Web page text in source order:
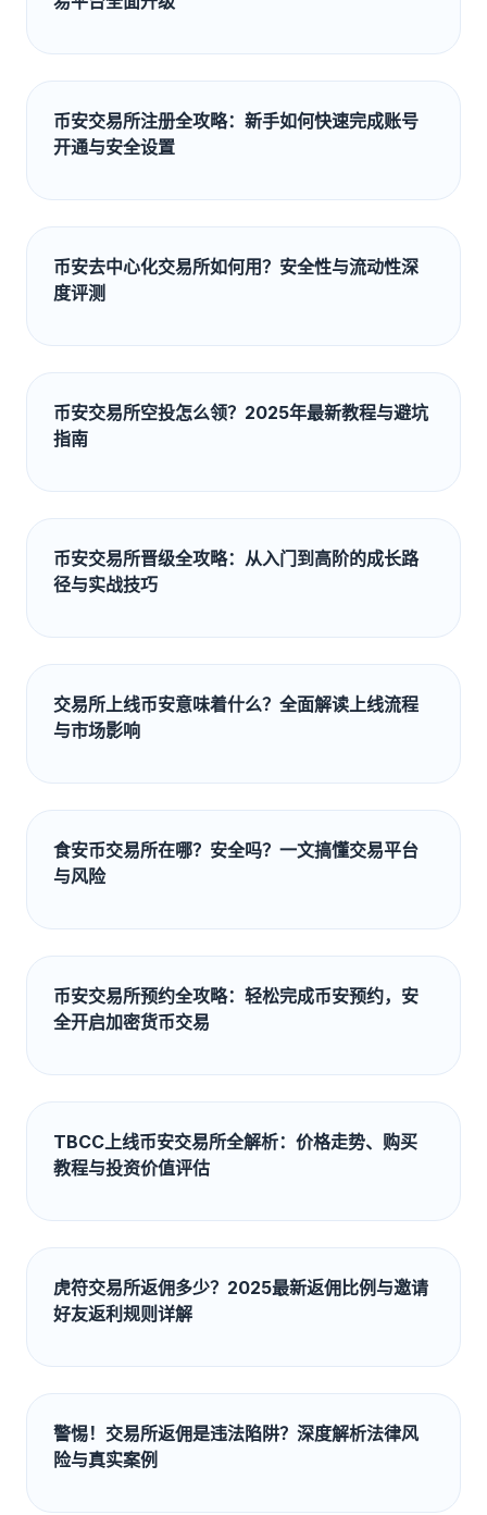
币安交易所注册全攻略：新手如何快速完成账号
开通与安全设置
币安去中心化交易所如何用？安全性与流动性深
度评测
币安交易所空投怎么领？2025年最新教程与避坑
指南
币安交易所晋级全攻略：从入门到高阶的成长路
径与实战技巧
交易所上线币安意味着什么？全面解读上线流程
与市场影响
食安币交易所在哪？安全吗？一文搞懂交易平台
与风险
币安交易所预约全攻略：轻松完成币安预约，安
全开启加密货币交易
TBCC上线币安交易所全解析：价格走势、购买
教程与投资价值评估
虎符交易所返佣多少？2025最新返佣比例与邀请
好友返利规则详解
警惕！交易所返佣是违法陷阱？深度解析法律风
险与真实案例